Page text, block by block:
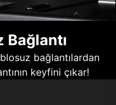
Bağlantı
bağlantılardan
keyfini çıkar!